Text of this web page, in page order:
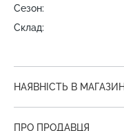
Сезон:
Склад:
НАЯВНІСТЬ В
ПРО ПРОДАВЦЯ